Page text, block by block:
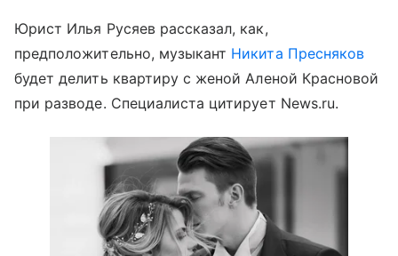
Юрист Илья Русяев рассказал, как,
предположительно, музыкант Никита Пресняков
будет делить квартиру с женой Аленой Красновой
при разводе. Специалиста цитирует News.ru.